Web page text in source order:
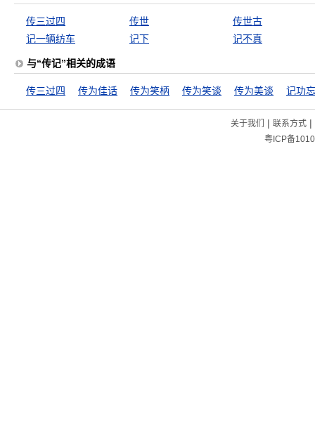
传三过四 传世
传世古
记一辆纺车
记下 记不真
与“传记”相关的成语
传三过四 传为佳话 传为笑柄 传为笑谈 传为美谈 记功
关于我们 | 联系方式|
粤ICP备